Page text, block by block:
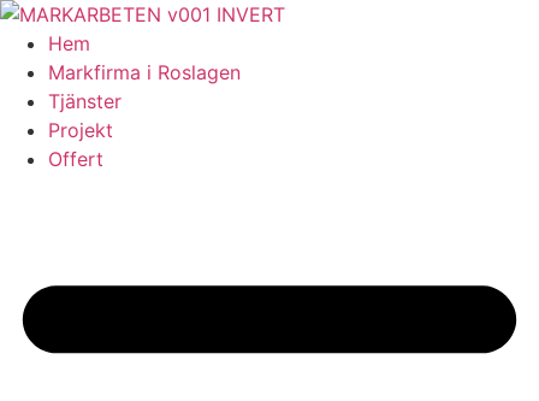
Skip
content
Hem
Markfirma i Roslagen
Tjänster
Projekt
Offert